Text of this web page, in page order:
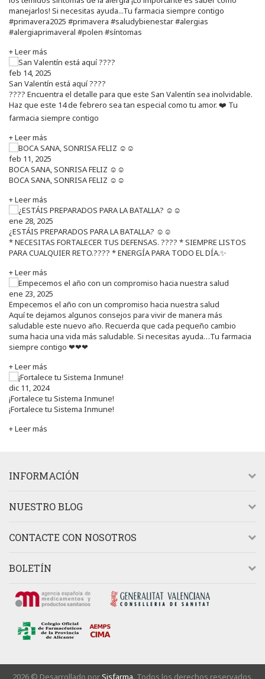
manejarlos! Si necesitas ayuda...Tu farmacia siempre contigo
#primavera2025 #primavera #saludybienestar #alergias
#alergiaprimaveral #polen #síntomas
+ Leer más
feb 14, 2025
San Valentín está aquí ????
???? Encuentra el detalle para que este San Valentín sea inolvidable.
Haz que este 14 de febrero sea tan especial como tu amor. ❤️ Tu
farmacia siempre contigo
+ Leer más
feb 11, 2025
BOCA SANA, SONRISA FELIZ ☺️☺️
BOCA SANA, SONRISA FELIZ ☺️☺️
+ Leer más
ene 28, 2025
¿ESTÁIS PREPARADOS PARA LA BATALLA? ☺️☺️
* NECESITAS FORTALECER TUS DEFENSAS. ????️ * SIEMPRE LISTOS
PARA CUALQUIER RETO.???? * ENERGÍA PARA TODO EL DÍA.✨
+ Leer más
ene 23, 2025
Empecemos el año con un compromiso hacia nuestra salud
Aquí te dejamos algunos consejos para vivir de manera más
saludable este nuevo año. Recuerda que cada pequeño cambio
suma hacia una vida más saludable. Si necesitas ayuda…Tu farmacia
siempre contigo ❤❤❤
+ Leer más
dic 11, 2024
¡Fortalece tu Sistema Inmune!
¡Fortalece tu Sistema Inmune!
+ Leer más
INFORMACIÓN
NUESTRO BLOG
CONTACTE CON NOSOTROS
BOLETÍN
2026 © Desarrollado porSisfarma. Todos los derechos reservados.